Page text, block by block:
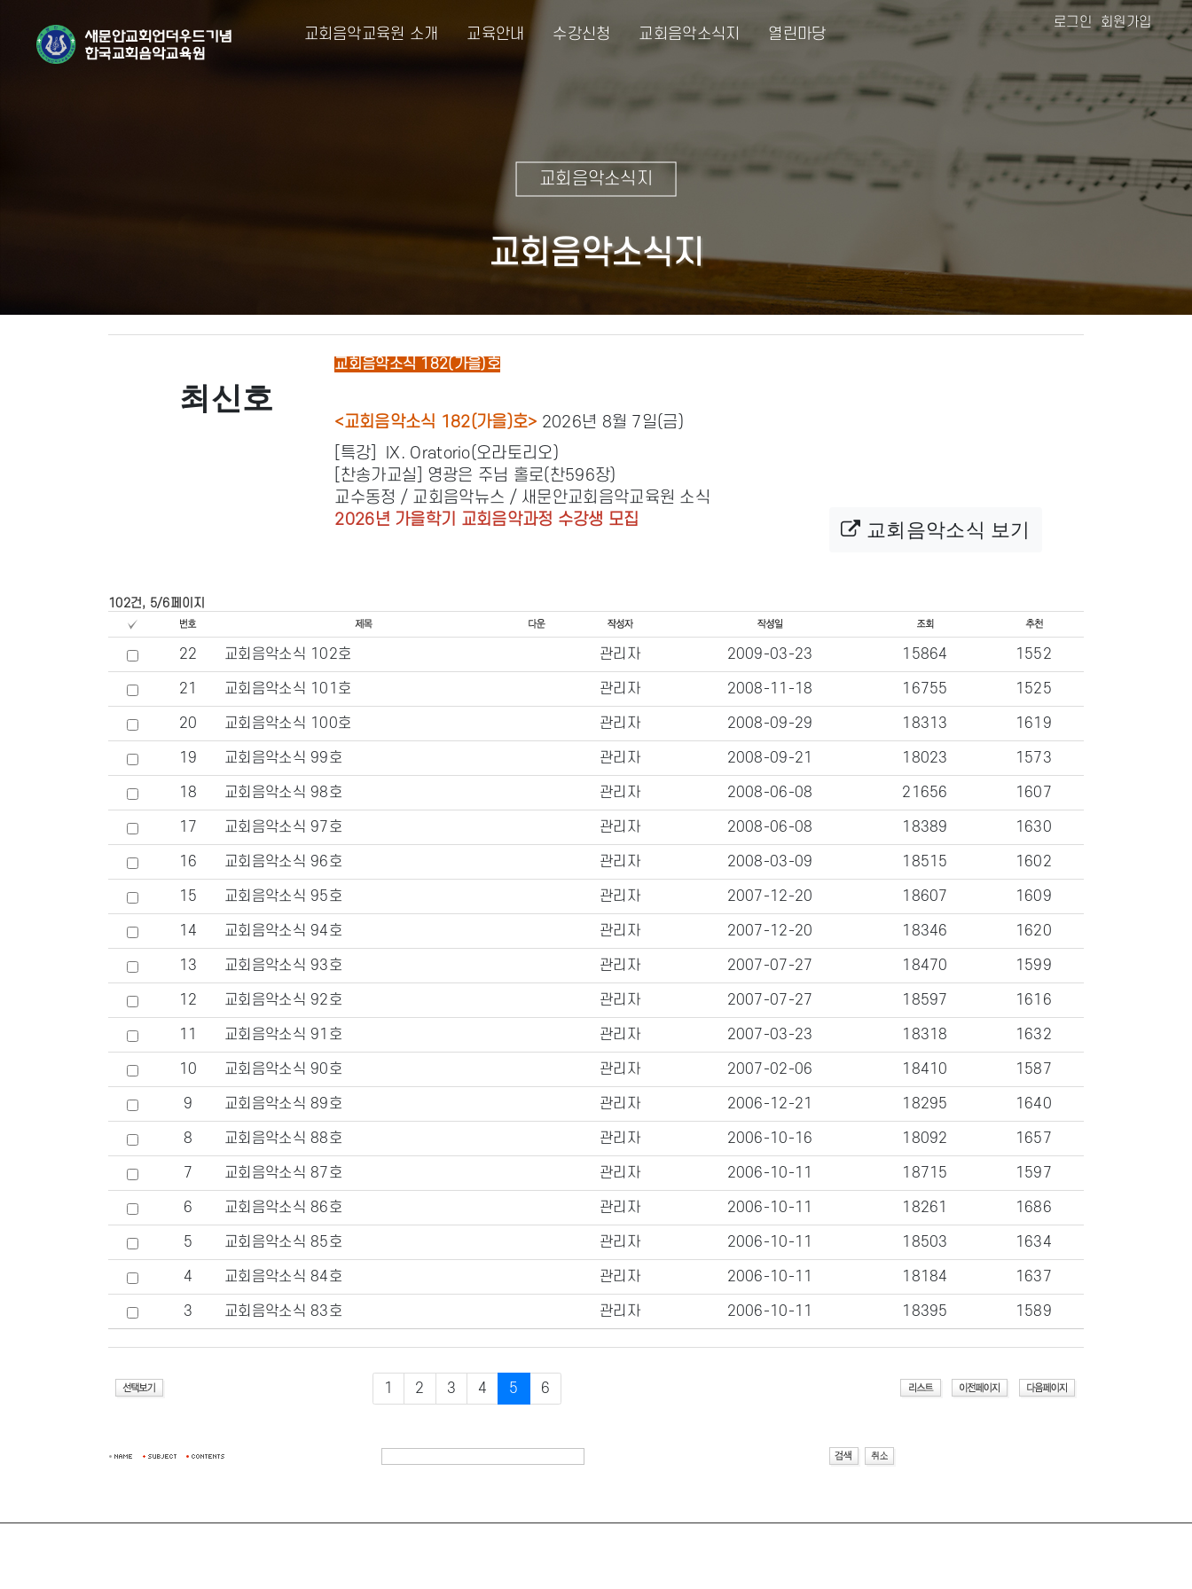
교회음악교육원 소개 교육안내 수강신청 교회음악소식지 열린마당
로그인 회원가입
교회음악소식지
교회음악소식지
최신호
교회음악소식 182(가을)호
<교회음악소식 182(가을)호> 2026년 8월 7일(금)
[특강] IX. Oratorio(오라토리오)
[찬송가교실] 영광은 주님 홀로(찬596장)
교수동정 / 교회음악뉴스 / 새문안교회음악교육원 소식
2026년 가을학기 교회음악과정 수강생 모집
교회음악소식 보기
102건, 5/6페이지
22 교회음악소식 102호 관리자 2009-03-23 15864 1552
21 교회음악소식 101호 관리자 2008-11-18 16755 1525
20 교회음악소식 100호 관리자 2008-09-29 18313 1619
19 교회음악소식 99호 관리자 2008-09-21 18023 1573
18 교회음악소식 98호 관리자 2008-06-08 21656 1607
17 교회음악소식 97호 관리자 2008-06-08 18389 1630
16 교회음악소식 96호 관리자 2008-03-09 18515 1602
15 교회음악소식 95호 관리자 2007-12-20 18607 1609
14 교회음악소식 94호 관리자 2007-12-20 18346 1620
13 교회음악소식 93호 관리자 2007-07-27 18470 1599
12 교회음악소식 92호 관리자 2007-07-27 18597 1616
11 교회음악소식 91호 관리자 2007-03-23 18318 1632
10 교회음악소식 90호 관리자 2007-02-06 18410 1587
9 교회음악소식 89호 관리자 2006-12-21 18295 1640
8 교회음악소식 88호 관리자 2006-10-16 18092 1657
7 교회음악소식 87호 관리자 2006-10-11 18715 1597
6 교회음악소식 86호 관리자 2006-10-11 18261 1686
5 교회음악소식 85호 관리자 2006-10-11 18503 1634
4 교회음악소식 84호 관리자 2006-10-11 18184 1637
3 교회음악소식 83호 관리자 2006-10-11 18395 1589
1 2 3 4 5 6